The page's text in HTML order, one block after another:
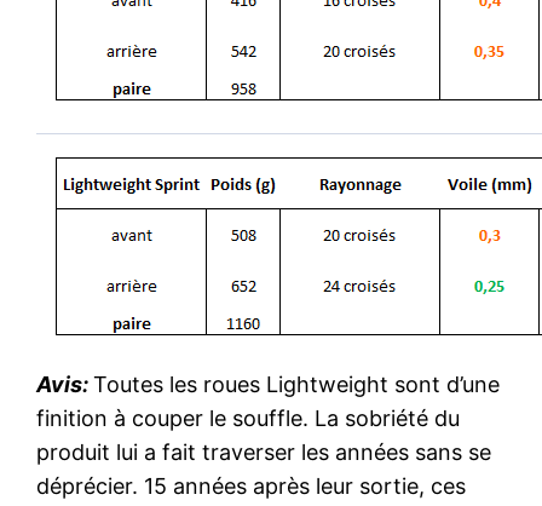
Avis:Toutes les roues Lightweight sont d’une
finition à couper le souffle. La sobriété du
produit lui a fait traverser les années sans se
déprécier. 15 années après leur sortie, ces